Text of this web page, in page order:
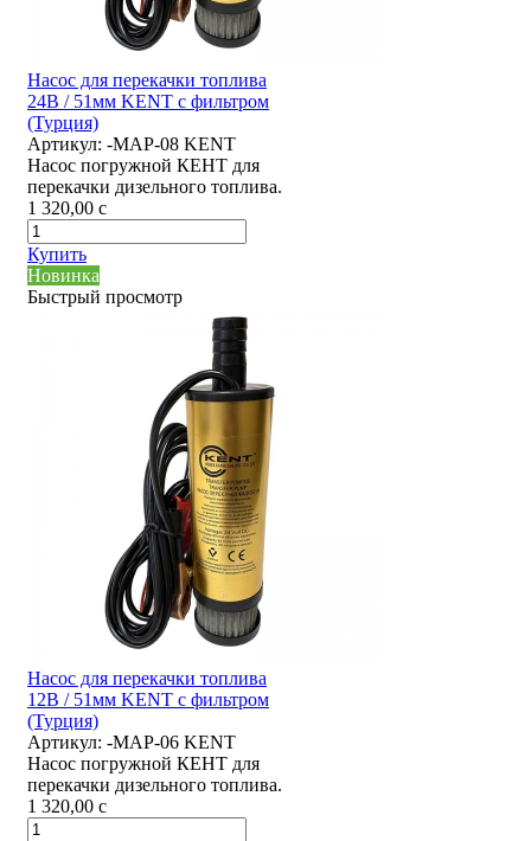
Насос для перекачки топлива
24В / 51мм KENT с фильтром
(Турция)
Артикул: -MAP-08 KENT
Насос погружной КЕНТ для
перекачки дизельного топлива.
1 320,00 c
Купить
Новинка
Быстрый просмотр
Насос для перекачки топлива
12В / 51мм KENT с фильтром
(Турция)
Артикул: -MAP-06 KENT
Насос погружной КЕНТ для
перекачки дизельного топлива.
1 320,00 c